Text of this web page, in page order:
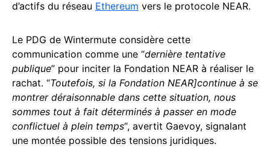
d’actifs du réseau Ethereum vers le protocole NEAR.
Le PDG de Wintermute considère cette
communication comme une “dernière tentative
publique” pour inciter la Fondation NEAR à réaliser le
rachat. “Toutefois, si la Fondation NEAR]continue à se
montrer déraisonnable dans cette situation, nous
sommes tout à fait déterminés à passer en mode
conflictuel à plein temps“, avertit Gaevoy, signalant
une montée possible des tensions juridiques.